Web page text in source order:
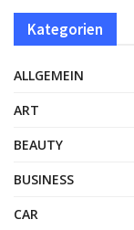
Kategorien
ALLGEMEIN
ART
BEAUTY
BUSINESS
CAR